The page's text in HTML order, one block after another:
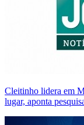
Cleitinho lidera em
lugar, aponta